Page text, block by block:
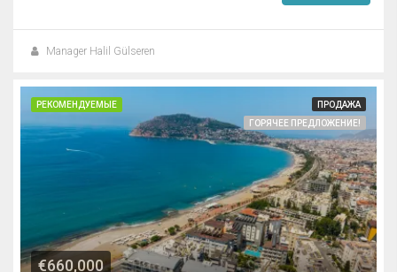
Manager Halil Gülseren
РЕКОМЕНДУЕМЫЕ
ПРОДАЖА
ГОРЯЧЕЕ ПРЕДЛОЖЕНИЕ!
€660,000